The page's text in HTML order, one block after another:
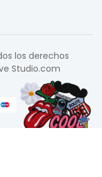
los derechos
Studio.com